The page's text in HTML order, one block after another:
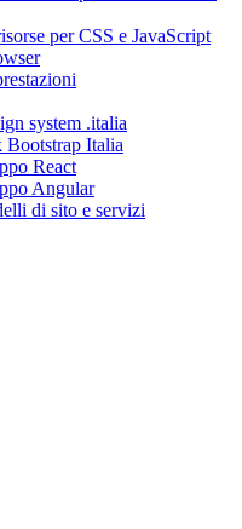
per CSS e JavaScript
system .italia
Italia
React
Angular
di sito e servizi